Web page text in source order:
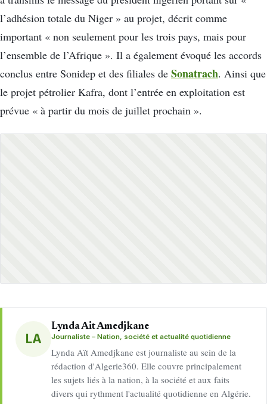
l’adhésion totale du Niger » au projet, décrit comme
important « non seulement pour les trois pays, mais pour
l’ensemble de l’Afrique ». Il a également évoqué les accords
conclus entre Sonidep et des filiales de Sonatrach. Ainsi que
le projet pétrolier Kafra, dont l’entrée en exploitation est
prévue « à partir du mois de juillet prochain ».
LA
Lynda Ait Amedjkane
Journaliste – Nation, société et actualité quotidienne
Lynda Aït Amedjkane est journaliste au sein de la
rédaction d'Algerie360. Elle couvre principalement
les sujets liés à la nation, à la société et aux faits
divers qui rythment l'actualité quotidienne en Algérie.